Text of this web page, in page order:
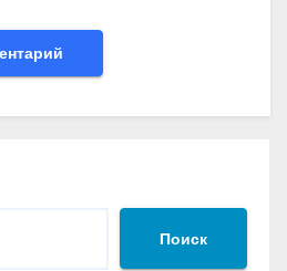
Поиск